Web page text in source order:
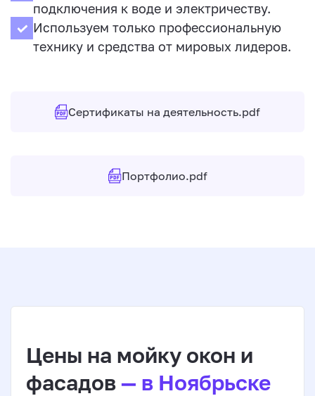
подключения к воде и электричеству.
Используем только профессиональную
технику и средства от мировых лидеров.
Сертификаты на деятельность.pdf
Портфолио.pdf
Цены на мойку окон и
фасадов — в Ноябрьске